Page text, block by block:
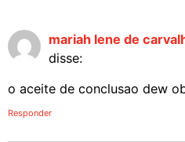
mariah lene de
disse:
o aceite de conclusao dew
Responder